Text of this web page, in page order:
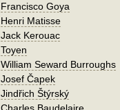
Francisco Goya
Henri Matisse
Jack Kerouac
Toyen
William Seward Burroughs
Josef Čapek
Jindřich Štýrský